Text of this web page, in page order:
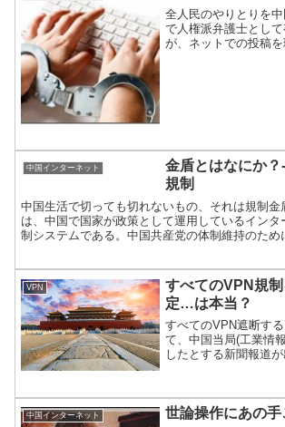
全人民のやりとりを
で人権派弁護士とし
が、ネットでの投稿
中国インターネット
金盾とはなにか？
規制
中国生活で切っても切れないもの、それは規制金
は、中国で国家が政策として運用しているインタ
制システムである。中国共産党の体制維持のため
られないようなメディア検閲やネット規制がされ
VPN
すべてのVPN規
定…は本当？
すべてのVPN遮断す
て、中国当局(工業情
したとする新聞報道
中国インターネット 世論操作にあの